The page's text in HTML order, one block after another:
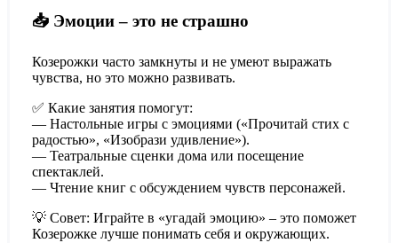
📥 Эмоции – это не страшно
Козерожки часто замкнуты и не умеют выражать
чувства, но это можно развивать.
✅ Какие занятия помогут:
— Настольные игры с эмоциями («Прочитай стих с
радостью», «Изобрази удивление»).
— Театральные сценки дома или посещение
спектаклей.
— Чтение книг с обсуждением чувств персонажей.
💡 Совет: Играйте в «угадай эмоцию» – это поможет
Козерожке лучше понимать себя и окружающих.